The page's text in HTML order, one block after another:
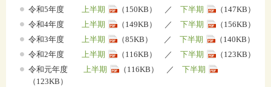
令和5年度 上半期 （150KB） ／ 下半期
（147KB）
令和4年度 上半期 （149KB） ／ 下半期
（156KB）
令和3年度 上半期 （85KB） ／ 下半期
（140KB）
令和2年度 上半期 （116KB） ／ 下半期
（123KB）
令和元年度 上半期 （116KB） ／ 下半期
（123KB）